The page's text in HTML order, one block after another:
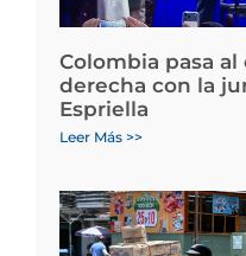
Colombia pasa
derecha con la
Espriella
Leer Más >>